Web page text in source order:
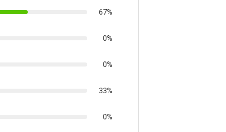
67%
0%
0%
33%
0%